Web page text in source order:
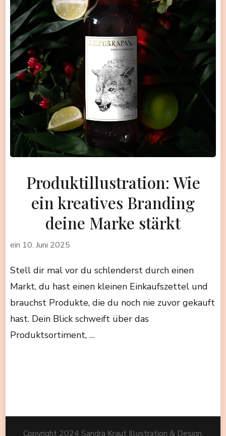
Produktillustration: Wie
ein kreatives Branding
deine Marke stärkt
ein 10. Juni 2025
Stell dir mal vor du schlenderst durch einen
Markt, du hast einen kleinen Einkaufszettel und
brauchst Produkte, die du noch nie zuvor gekauft
hast. Dein Blick schweift über das
Produktsortiment, …
Copyright 2024 Sandra Kraut Illustration & Design.